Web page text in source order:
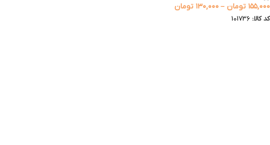
۱۵۵,۰۰۰ تومان –۱۳۰,۰۰۰ تومان
کد کالا: 101736